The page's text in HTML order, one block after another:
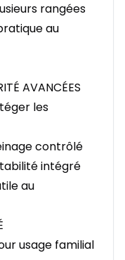
rangées
au
AVANCÉES
les
contrôlé
intégré
au
usage familial